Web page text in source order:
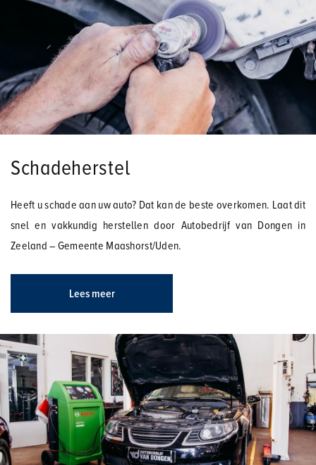
Schadeherstel
Heeft u schade aan uw auto? Dat kan de beste overkomen. Laat dit
snel en vakkundig herstellen door Autobedrijf van Dongen in
Zeeland – Gemeente Maashorst/Uden.
Lees meer